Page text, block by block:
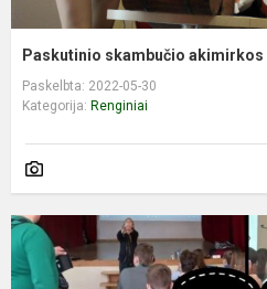
Paskutinio skambučio akimirkos
Paskelbta: 2022-05-30
Kategorija: Renginiai